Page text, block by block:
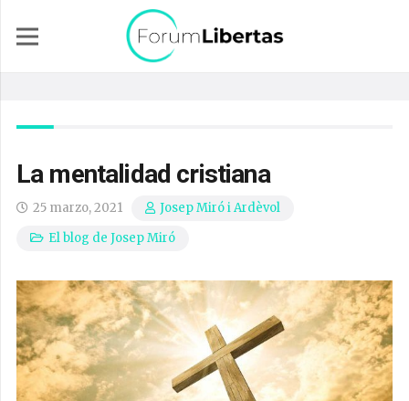
La mentalidad cristiana
25 marzo, 2021
Josep Miró i Ardèvol
El blog de Josep Miró